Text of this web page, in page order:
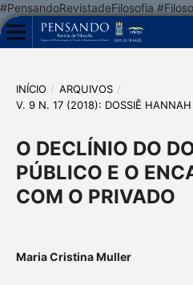
#PensandoRevistadeFilosofia
INÍCIO / ARQUIVOS /
V. 9 N. 17 (2018): DOSSIÊ HANNAH
O DECLÍNIO DO
PÚBLICO E O
COM O PRIVADO
Maria Cristina Muller